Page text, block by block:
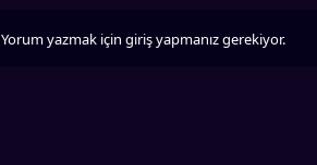
Yorum yazmak için giriş yapmanız gerekiyor.